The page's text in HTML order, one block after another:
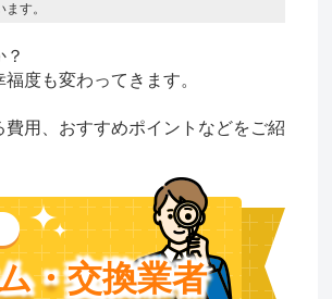
す。
度も変わってきます。
用、おすすめポイントなどをご紹
・交換業者